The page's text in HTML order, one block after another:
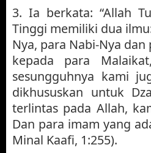
3. Ia berkata: “Allah
Tinggi memiliki dua
Nya, para Nabi-Nya
kepada para
sesungguhnya kami
dikhususkan untuk
terlintas pada Allah,
Dan para imam yang
Minal Kaafi, 1:255).